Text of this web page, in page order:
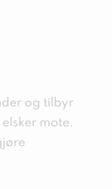
og tilbyr
mote.